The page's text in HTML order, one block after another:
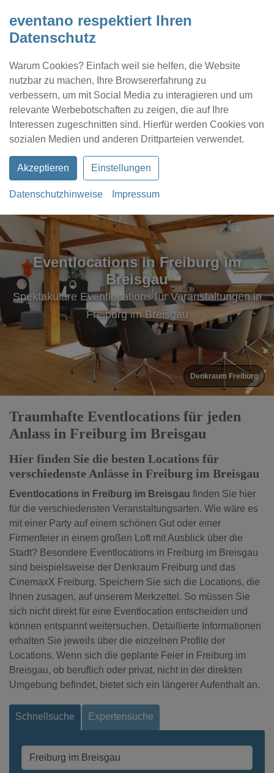
eventano respektiert Ihren
Datenschutz
Warum Cookies? Einfach weil sie helfen, die Website
nutzbar zu machen, Ihre Browsererfahrung zu
verbessern, um mit Social Media zu interagieren und um
relevante Werbebotschaften zu zeigen, die auf Ihre
Interessen zugeschnitten sind. Hierfür werden Cookies von
sozialen Medien und anderen Drittparteien verwendet.
Akzeptieren Einstellungen
Datenschutzhinweise Impressum
Kontakt Location eintragen Profil
Eventlocations in Freiburg im
Breisgau
Spektakuläre Eventlocations für Veranstaltungen in
Freiburg im Breisgau
Eventlocations in Freiburg im
Breisgau
Spektakuläre Eventlocations für Veranstaltungen in
Freiburg im Breisgau
Denkraum Freiburg
Eventlocations in Freiburg im
Breisgau
Spektakuläre Eventlocations für Veranstaltungen in
Freiburg im Breisgau
Fun Strand
Traumhafte Eventlocations für jeden
Anlass in Freiburg im Breisgau
Hier finden Sie die besten Locations für
verschiedenste Anlässe in Freiburg im Breisgau
Eventlocations in Freiburg im Breisgau finden Sie hier
für die verschiedensten Veranstaltungsarten. Wie wäre es
mit einer Party auf einem schönen Gut oder einer
Firmenfeier in einem großen Loft mit Ausblick über die
Stadt? Besondere Eventlocations in Freiburg im Breisgau
sind beispielsweise der Denkraum Freiburg und das
CinemaxX Freiburg. Speichern Sie sich die Locations, die
Ihnen zusagen, auf unserem Merkzettel. So müssen Sie
sich nicht direkt für eine Eventlocation entscheiden und
können entspannt weitersuchen. Detaillierte Informationen
erhalten Sie jeweils über die einzelnen Profile der
Locations. Wenn sich die geplante Feier in Freiburg im
Breisgau, ob beruflich oder privat, nicht in der direkten
Umgebung befindet, bietet sich ein längerer Aufenthalt an.
Schnellsuche Expertensuche